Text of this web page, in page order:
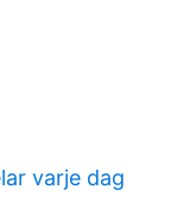
varje dag